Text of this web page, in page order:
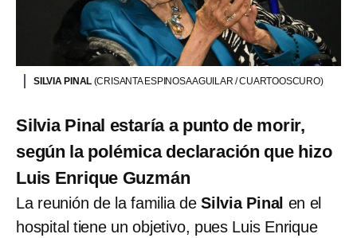
SILVIA PINAL (CRISANTA ESPINOSA AGUILAR / CUARTOOSCURO)
Silvia Pinal estaría a punto de morir,
según la polémica declaración que hizo
Luis Enrique Guzmán
La reunión de la familia de Silvia Pinal en el
hospital tiene un objetivo, pues Luis Enrique